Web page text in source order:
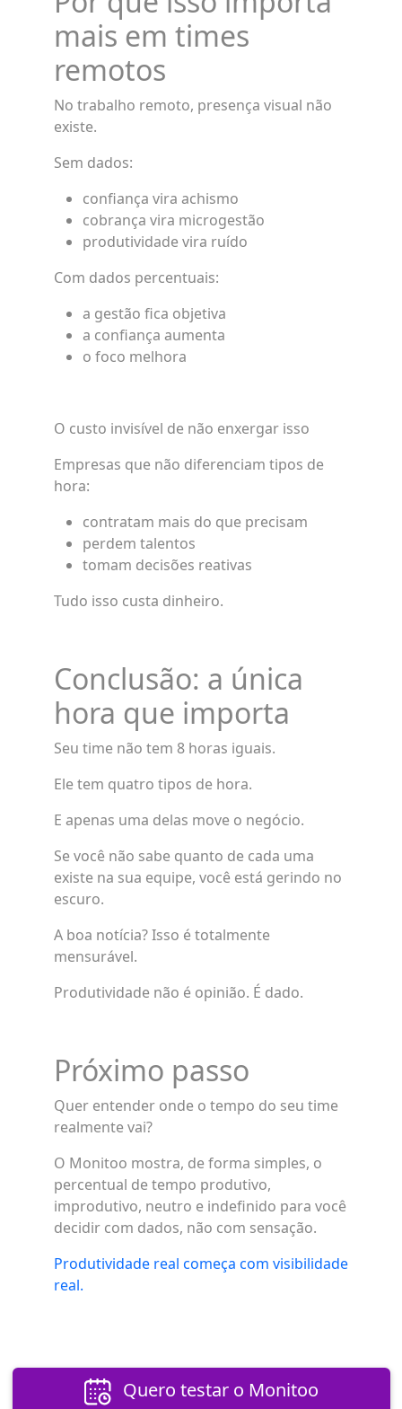
mais em times
remotos
No trabalho remoto, presença visual não
existe.
Sem dados:
confiança vira achismo
cobrança vira microgestão
produtividade vira ruído
Com dados percentuais:
a gestão fica objetiva
a confiança aumenta
o foco melhora
O custo invisível de não enxergar isso
Empresas que não diferenciam tipos de
hora:
contratam mais do que precisam
perdem talentos
tomam decisões reativas
Tudo isso custa dinheiro.
Conclusão: a única
hora que importa
Seu time não tem 8 horas iguais.
Ele tem quatro tipos de hora.
E apenas uma delas move o negócio.
Se você não sabe quanto de cada uma
existe na sua equipe, você está gerindo no
escuro.
A boa notícia? Isso é totalmente
mensurável.
Produtividade não é opinião. É dado.
Próximo passo
Quer entender onde o tempo do seu time
realmente vai?
O Monitoo mostra, de forma simples, o
percentual de tempo produtivo,
improdutivo, neutro e indefinido para você
decidir com dados, não com sensação.
Produtividade real começa com visibilidade
real.
Quero testar o Monitoo